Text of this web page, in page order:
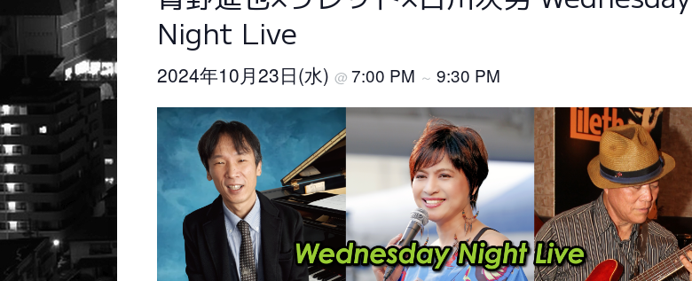
Night Live
2024年10月23日(水) @ 7:00 PM ～ 9:30 PM